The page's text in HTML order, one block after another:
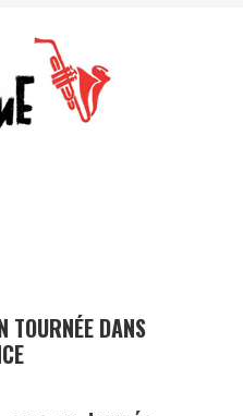
TOURNÉE DANS